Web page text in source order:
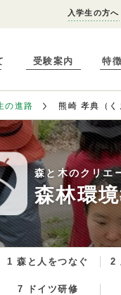
入学生の方へ
受験案内 特
の進路 熊崎 孝典（く
森と木のクリエ
森林環
1 森と人をつなぐ 2
7 ドイツ研修